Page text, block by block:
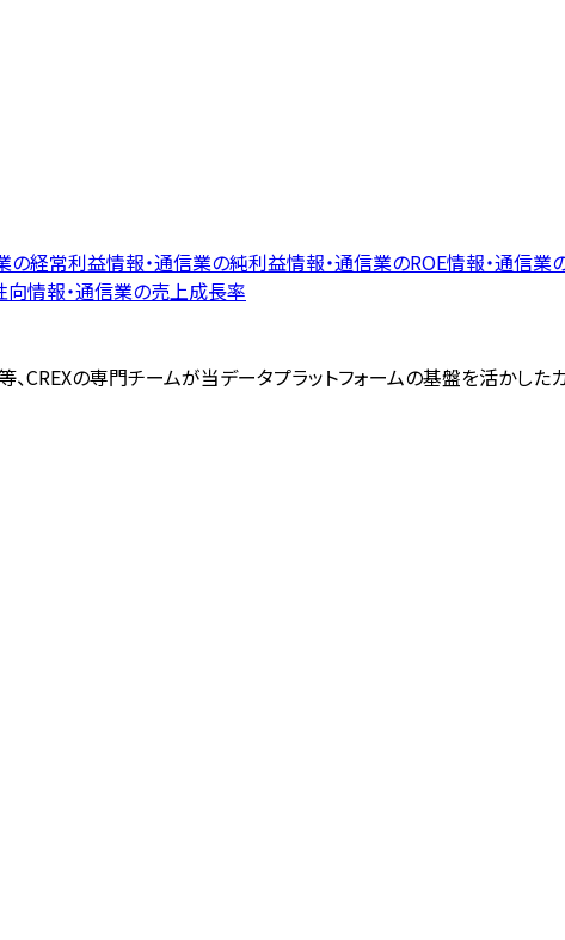
の経常利益情報・通信業の純利益情報・通信業のROE情報・通信業
向情報・通信業の売上成長率
CREXの専門チームが当データプラットフォームの基盤を活かした